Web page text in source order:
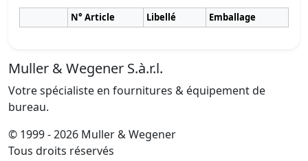
N° Article Libellé Emballage
Muller & Wegener S.à.r.l.
Votre spécialiste en fournitures & équipement de
bureau.
© 1999 - 2026 Muller & Wegener
Tous droits réservés